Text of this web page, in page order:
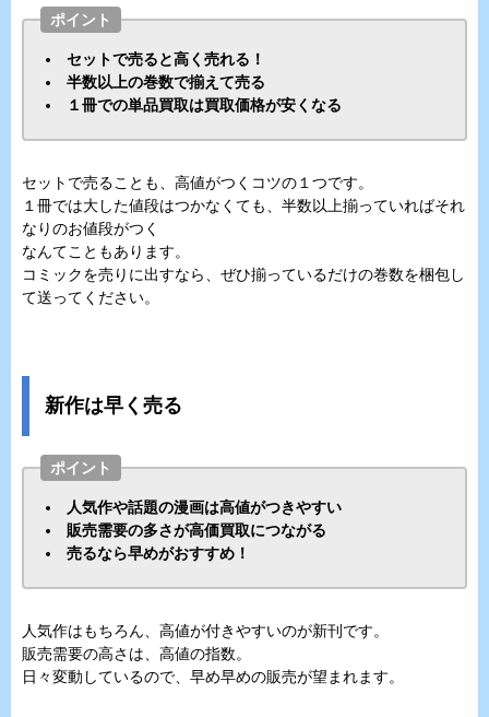
ポイント
セットで売ると高く売れる！
半数以上の巻数で揃えて売る
１冊での単品買取は買取価格が安くなる
セットで売ることも、高値がつくコツの１つです。
１冊では大した値段はつかなくても、半数以上揃っていればそれ
なりのお値段がつく
なんてこともあります。
コミックを売りに出すなら、ぜひ揃っているだけの巻数を梱包し
て送ってください。
新作は早く売る
ポイント
人気作や話題の漫画は高値がつきやすい
販売需要の多さが高価買取につながる
売るなら早めがおすすめ！
人気作はもちろん、高値が付きやすいのが新刊です。
販売需要の高さは、高値の指数。
日々変動しているので、早め早めの販売が望まれます。